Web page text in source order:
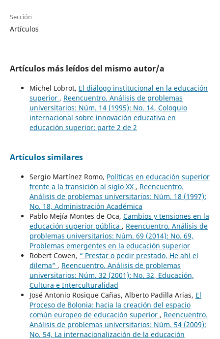
Sección
Artículos
Artículos más leídos del mismo autor/a
Michel Lobrot, El diálogo institucional en la educación
superior , Reencuentro. Análisis de problemas
universitarios: Núm. 14 (1995): No. 14, Coloquio
internacional sobre innovación educativa en
educación superior: parte 2 de 2
Artículos similares
Sergio Martínez Romo, Políticas en educación superior
frente a la transición al siglo XX , Reencuentro.
Análisis de problemas universitarios: Núm. 18 (1997):
No. 18, Administración Académica
Pablo Mejía Montes de Oca, Cambios y tensiones en la
educación superior pública , Reencuentro. Análisis de
problemas universitarios: Núm. 69 (2014): No. 69,
Problemas emergentes en la educación superior
Robert Cowen, “ Prestar o pedir prestado. He ahí el
dilema” , Reencuentro. Análisis de problemas
universitarios: Núm. 32 (2001): No. 32, Educación,
Cultura e Interculturalidad
José Antonio Rosique Cañas, Alberto Padilla Arias, El
Proceso de Bolonia: hacia la creación del espacio
común europeo de educación superior , Reencuentro.
Análisis de problemas universitarios: Núm. 54 (2009):
No. 54, La internacionalización de la educación